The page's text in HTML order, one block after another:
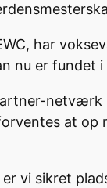
har
nu er fundet
netværk
at op
vi sikret